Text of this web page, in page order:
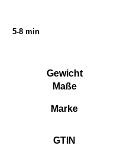
5-8 min
Gewicht
Maße
Marke
GTIN